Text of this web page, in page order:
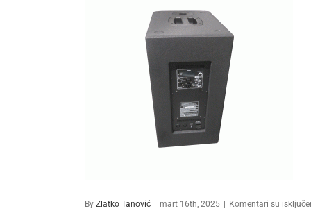
By Zlatko Tanović | mart 16th, 2025 | Komentari su